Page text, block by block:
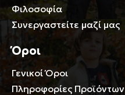
Φιλοσοφία
Συνεργαστείτε μαζί μας
Όροι
Γενικοί Όροι
Πληροφορίες Προϊόντων